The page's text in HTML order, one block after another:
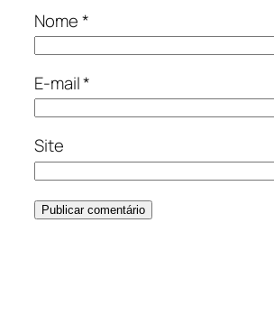
Nome*
E-mail*
Site